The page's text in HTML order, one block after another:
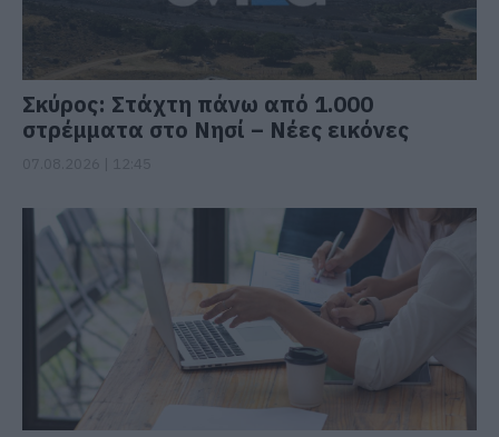
Σκύρος: Στάχτη πάνω από 1.000
στρέμματα στο Νησί – Νέες εικόνες